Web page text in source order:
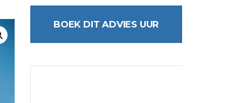
BOEK DIT ADVIES UUR